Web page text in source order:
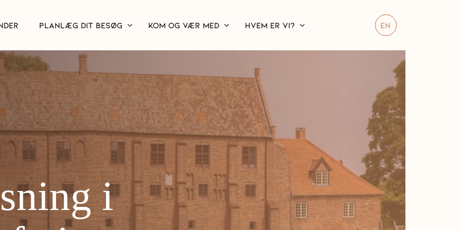
PLANLÆG DIT BESØG KOM OG VÆR MED HVEM ER VI? EN
i sommerferien